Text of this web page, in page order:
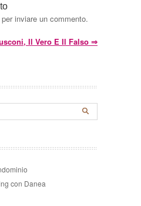
per inviare un commento.
Il Vero E Il Falso ⇒
con Danea